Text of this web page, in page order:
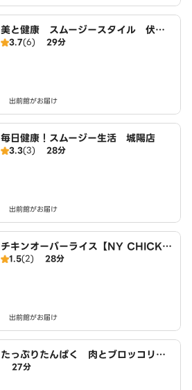
美と健康 スムージースタイル 伏見
向島店
3.7(6) 29分
出前館がお届け
毎日健康！スムージー生活 城陽店
3.3(3) 28分
出前館がお届け
チキンオーバーライス【NY CHICKE
N STAND】 城陽店
1.5(2) 28分
出前館がお届け
たっぷりたんぱく 肉とブロッコリー
生活 城陽店
27分